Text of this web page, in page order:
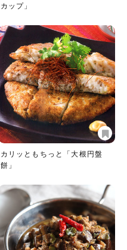
カップ」
カリッともちっと「大根円盤
餅」